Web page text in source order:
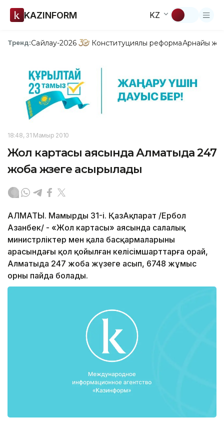
KAZINFORM KZ
Тренд:Сайлау-2026 Конституциялық реформаАрнайы
18:48, 31 Мамыр 2010
Жол картасы аясында Алматыда 247
жоба жүзеге асырылады
АЛМАТЫ. Мамырдың 31-і. ҚазАқпарат /Ербол
Азанбек/ - «Жол картасы» аясында салалық
министрліктер мен қала басқармаларының
арасындағы қол қойылған келісімшарттарға орай,
Алматыда 247 жоба жүзеге асып, 6748 жұмыс
орны пайда болады.